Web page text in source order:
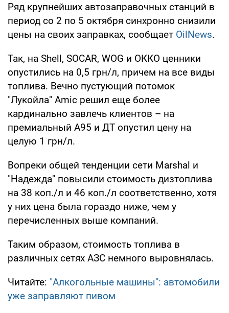
Ряд крупнейших автозаправочных станций в
период со 2 по 5 октября синхронно снизили
цены на своих заправках, сообщает OilNews.
Так, на Shell, SOCAR, WOG и ОККО ценники
опустились на 0,5 грн/л, причем на все виды
топлива. Вечно пустующий потомок
"Лукойла" Amic решил еще более
кардинально завлечь клиентов – на
премиальный А95 и ДТ опустил цену на
целую 1 грн/л.
Вопреки общей тенденции сети Marshal и
"Надежда" повысили стоимость дизтоплива
на 38 коп./л и 46 коп./л соответственно, хотя
у них цена была гораздо ниже, чем у
перечисленных выше компаний.
Таким образом, стоимость топлива в
различных сетях АЗС немного выровнялась.
Читайте: "Алкогольные машины": автомобили
уже заправляют пивом